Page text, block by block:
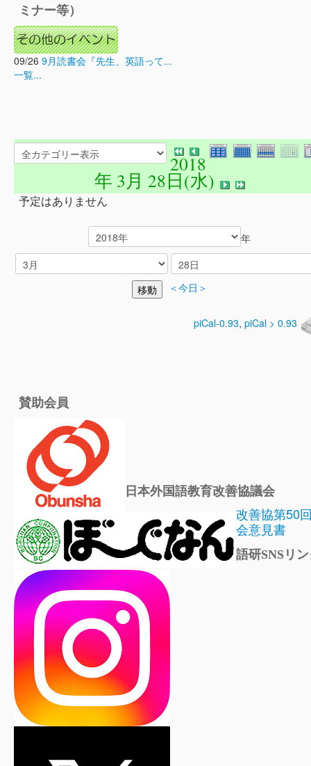
ミナー等）
09/26 9月読書会『先生、英語って...
一覧...
2018
年 3月 28日(水)
予定はありません
年
＜今日＞
piCal-0.93, piCal > 0.93
賛助会員
日本外国語教育改善協議会
改善協第50
会意見書
語研SNSリ